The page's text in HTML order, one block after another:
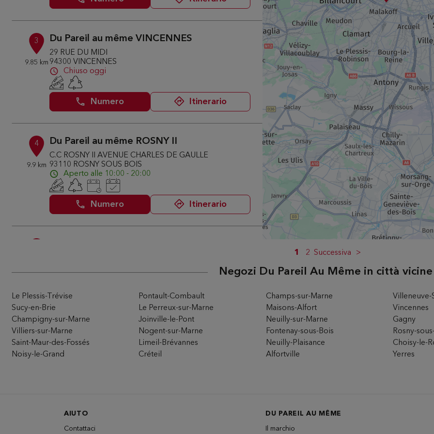
3
9.85 km
Du Pareil au même VINCENNES
29 RUE DU MIDI
94300 VINCENNES
Chiuso oggi
Numero Itinerario
4
9.9 km
Du Pareil au même ROSNY II
C.C ROSNY II AVENUE CHARLES DE GAULLE
93110 ROSNY SOUS BOIS
Aperto alle 10:00 - 20:00
Numero Itinerario
Itinerario
6
14.48
Du Pareil au même BELLEVILLE DPAM
116/118 RUE DE BELLEVILLE
75020 PARIS
Du Pareil au même PARIS SECRETAN
23 AVENUE SECRETAN
1 2 Successiva
Negozi Du Pareil Au Même in città vicine
Le Plessis-Trévise
Sucy-en-Brie
Champigny-sur-Marne
Villiers-sur-Marne
Saint-Maur-des-Fossés
Noisy-le-Grand
Pontault-Combault
Le Perreux-sur-Marne
Joinville-le-Pont
Nogent-sur-Marne
Limeil-Brévannes
Créteil
Champs-sur-Marne
Maisons-Alfort
Neuilly-sur-Marne
Fontenay-sous-Bois
Neuilly-Plaisance
Alfortville
Villeneuve-
Vincennes
Gagny
Rosny-
Choisy-le-
Yerres
AIUTO
Contattaci
DU PAREIL AU MÊME
Il marchio